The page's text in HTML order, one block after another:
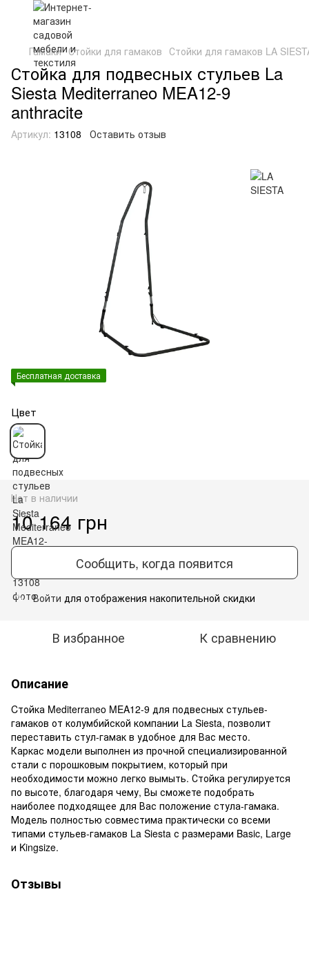
Гамаки Стойки для гамаков Стойки для гамаков LA
Стойка для подвесных стульев La
Siesta Mediterraneo MEA12-9
anthracite
Артикул: 13108 Оставить отзыв
Бесплатная доставка
Цвет
Нет в наличии
10 164 грн
Сообщить, когда появится
% Войти для отображения накопительной скидки
В избранное К сравнению
Описание
Cтойка Mediterraneo MEA12-9 для подвесных стульев-
гамаков от колумбийской компании La Siesta, позволит
переставить стул-гамак в удобное для Вас место.
Каркас модели выполнен из прочной специализированной
стали с порошковым покрытием, который при
необходимости можно легко вымыть. Стойка регулируется
по высоте, благодаря чему, Вы сможете подобрать
наиболее подходящее для Вас положение стула-гамака.
Модель полностью совместима практически со всеми
типами стульев-гамаков La Siesta с размерами Basic, Large
и Kingsize.
Отзывы